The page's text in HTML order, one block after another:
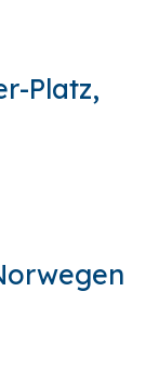
Platz,